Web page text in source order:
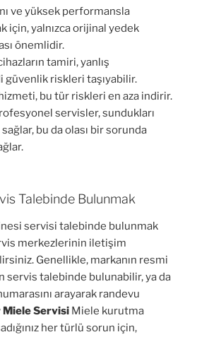
ve yüksek performansla
için, yalnızca orijinal yedek
önemlidir.
tamiri, yanlış
güvenlik riskleri taşıyabilir.
bu tür riskleri en aza indirir.
servisler, sundukları
bu da olası bir sorunda
Talebinde Bulunmak
servisi talebinde bulunmak
merkezlerinin iletişim
Genellikle, markanın resmi
servis talebinde bulunabilir, ya da
arayarak randevu
Miele Servisi Miele kurutma
her türlü sorun için,